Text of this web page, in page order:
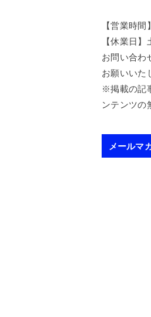
【営業時
【休業日
お問い合わ
お願いいた
※掲載の記
ンテンツの
メールマ